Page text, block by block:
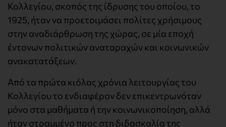
Κολλεγίου, σκοπός της ίδρυσης του οποίου, το
1925, ήταν να προετοιμάσει πολίτες χρήσιμους
στην αναδιάρθρωση της χώρας, σε μία εποχή
έντονων πολιτικών αναταραχών και κοινωνικών
ανακατατάξεων.
Από τα πρώτα κιόλας χρόνια λειτουργίας του
Κολλεγίου το ενδιαφέρον δεν επικεντρωνόταν
μόνο στα μαθήματα ή την κοινωνικοποίηση, αλλά
ήταν στραμμένο προς στη διδασκαλία της